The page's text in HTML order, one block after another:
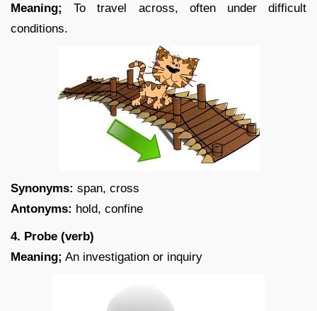
Meaning;
To travel across, often under difficult
conditions.
Synonyms: span, cross
Antonyms: hold, confine
4. Probe (verb)
Meaning; An investigation or inquiry